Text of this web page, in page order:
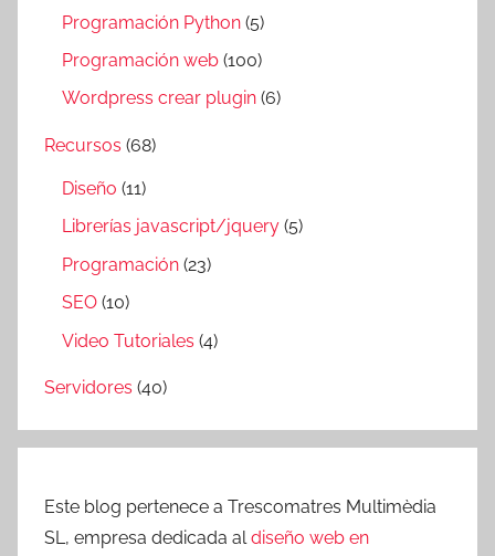
Programación Python (5)
Programación web (100)
Wordpress crear plugin (6)
Recursos (68)
Diseño (11)
Librerías javascript/jquery (5)
Programación (23)
SEO (10)
Video Tutoriales (4)
Servidores (40)
Este blog pertenece a Trescomatres Multimèdia
SL, empresa dedicada aldiseño web en